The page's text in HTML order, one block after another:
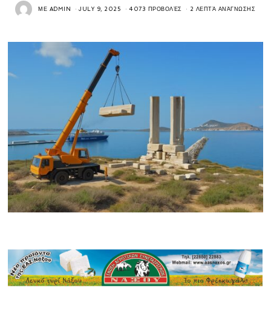
ΜΕ ADMIN JULY 9, 2025 4073 ΠΡΟΒΟΛΈΣ 2 ΛΕΠΤΆ ΑΝΆΓΝΩΣΗΣ